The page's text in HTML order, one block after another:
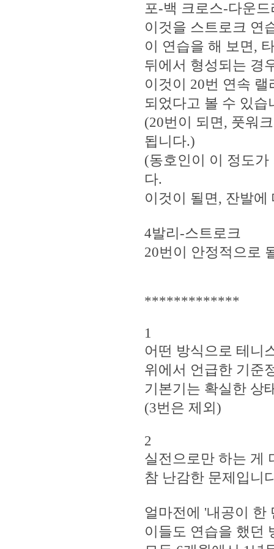
포-백 크로스-다운드
이것을 스트로크 연
이 연습을 해 보면,
뒤에서 형성되는 경
이것이 20번 연속
되었다고 볼 수 있습
(20번이 되면, 풋워
됩니다.)
(동호인이 이 정도
다.
이것이 될면, 잔발
4발리-스트로크
20번이 안정적으로
*************
1
어떤 방식으로 테니
위에서 언급한 기준
기본기는 확실한 상
(3번은 제외)
2
실전으로만 하는 게
참 난감한 문제입니
얼마전에 '내공이 한
이들도 연습을 했던